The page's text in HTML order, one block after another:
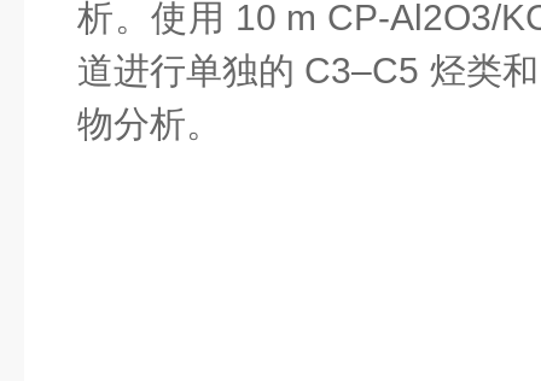
析。使用 10 m CP-Al2O3/
道进行单独的 C3–C5 烃类
物分析。